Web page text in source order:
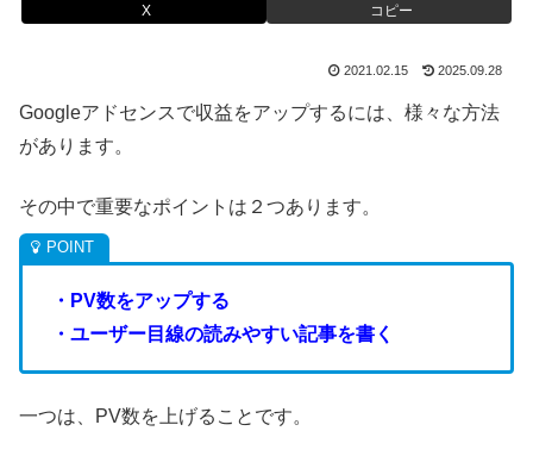
X コピー
2021.02.15 2025.09.28
Googleアドセンスで収益をアップするには、様々な方法
があります。
その中で重要なポイントは２つあります。
・PV数をアップする
・ユーザー目線の読みやすい記事を書く
一つは、PV数を上げることです。